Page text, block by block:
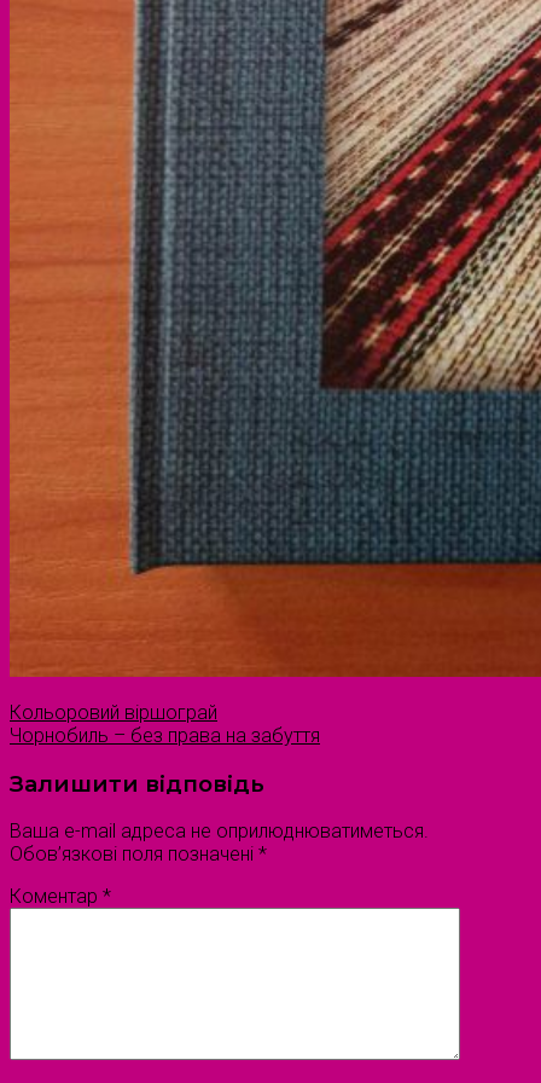
Кольоровий віршограй
Чорнобиль – без права на забуття
Залишити відповідь
Ваша e-mail адреса не оприлюднюватиметься.
Обов’язкові поля позначені *
Коментар *